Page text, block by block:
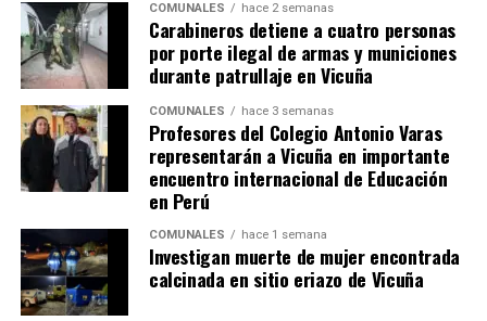
COMUNALES hace 2 semanas
Carabineros detiene a cuatro personas
por porte ilegal de armas y municiones
durante patrullaje en Vicuña
COMUNALES hace 3 semanas
Profesores del Colegio Antonio Varas
representarán a Vicuña en importante
encuentro internacional de Educación
en Perú
COMUNALES hace 1 semana
Investigan muerte de mujer encontrada
calcinada en sitio eriazo de Vicuña